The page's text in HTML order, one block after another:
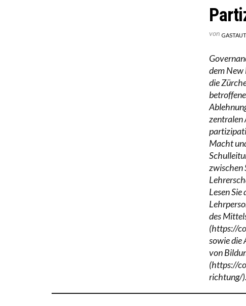
von
dem New
die
zentralen
Macht
zwischen
Lesen
des
(https://
sowie die
von
(https://
richtung/).